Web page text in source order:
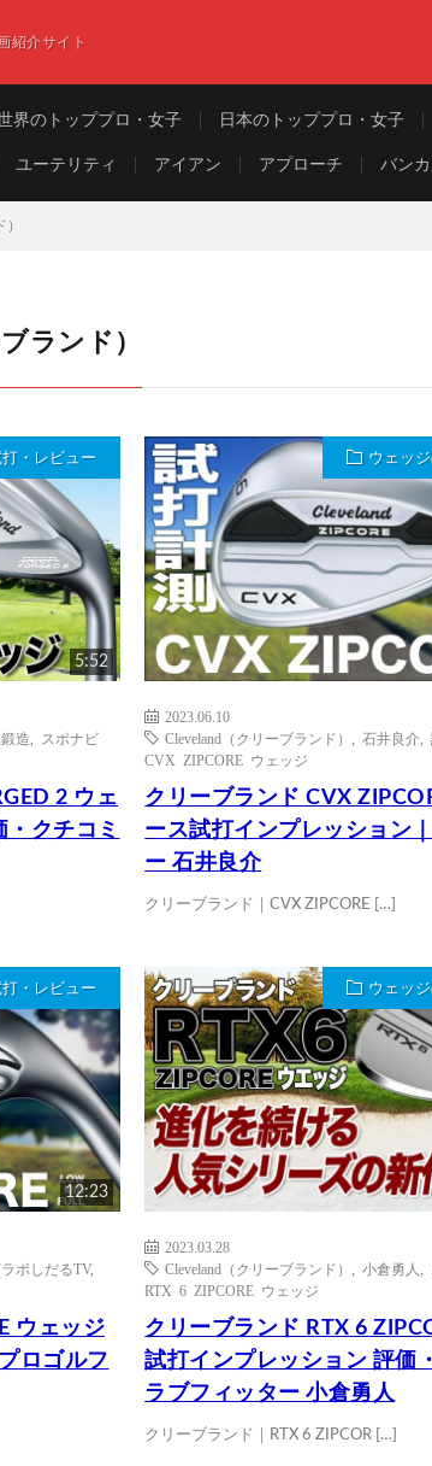
紹介サイト
界のトッププロ・女子 日本のトッププロ・女子
ユーテリティ アイアン アプローチ バン
ランド）
・レビュー
5:52
造
スポナビ
2 ウェ
クチコミ
ウェッ
2023.06.10
Cleveland（クリーブランド）
,石井良介 ,
CVX ZIPCORE ウェッジ
クリーブランド CVX
ース試打インプレッション
ー 石井良介
クリーブランド｜CVX ZIPCORE […]
・レビュー
12:23
ボしだるTV,
ウェッジ
ロゴルフ
ウェッ
2023.03.28
Cleveland（クリーブランド）
,小倉勇人
RTX 6 ZIPCORE ウェッジ
クリーブランド RTX 6
試打インプレッション 評価
ラブフィッター 小倉勇人
クリーブランド｜RTX 6 ZIPCOR […]